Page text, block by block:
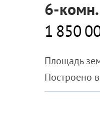
6-
1 850
Площадь
Построено